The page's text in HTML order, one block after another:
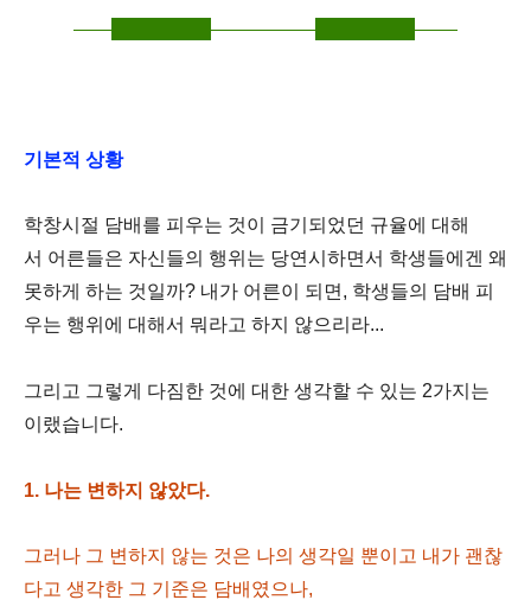
기본적 상황
학창시절 담배를 피우는 것이 금기되었던 규율에 대해
서 어른들은 자신들의 행위는 당연시하면서 학생들에겐 왜
못하게 하는 것일까? 내가 어른이 되면, 학생들의 담배 피
우는 행위에 대해서 뭐라고 하지 않으리라...
그리고 그렇게 다짐한 것에 대한 생각할 수 있는 2가지는
이랬습니다.
1. 나는 변하지 않았다.
그러나 그 변하지 않는 것은 나의 생각일 뿐이고 내가 괜찮
다고 생각한 그 기준은 담배였으나,